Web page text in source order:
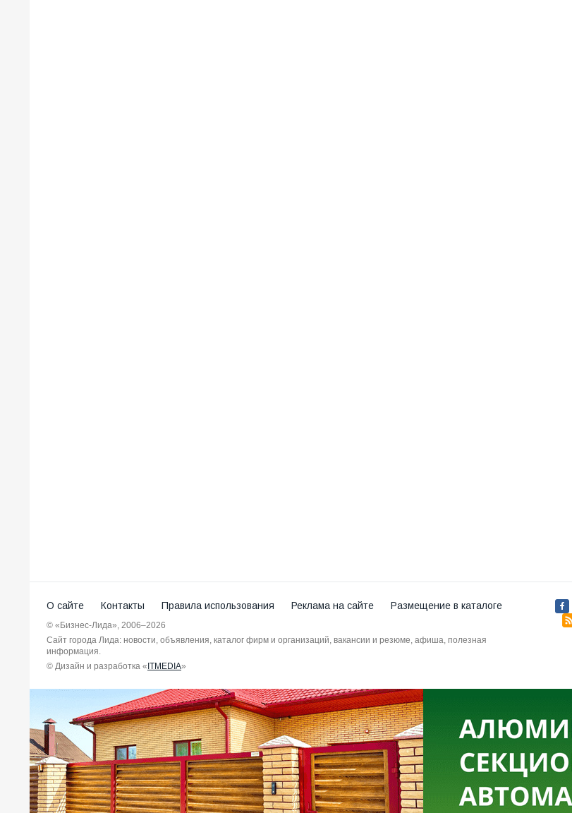
О сайте Контакты Правила использования Реклама на сайте Размещение в каталоге
© «Бизнес-Лида», 2006–2026
Сайт города Лида: новости, объявления, каталог фирм и организаций, вакансии и резюме, афиша, полезная
информация.
© Дизайн и разработка « ITMEDIA»